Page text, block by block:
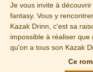
Je vous invite à
fantasy. Vous y
Kazak Drinn, c'est sa
impossible à réaliser
qu'on a tous son Kazak
Ce